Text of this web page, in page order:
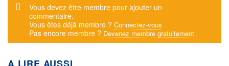
Message d'alerte
Vous devez être membre pour ajouter un
commentaire.
Vous êtes déjà membre ? Connectez-vous
Pas encore membre ? Devenez membre gratuitement
A LIRE AUSSI